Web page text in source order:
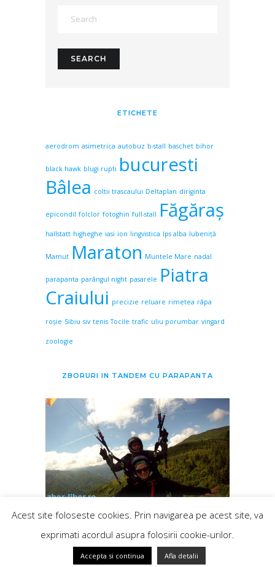
ETICHETE
aerodrom asimetrica autobuz b-stall baschet bihor
black hawk blugi rupti bucuresti
Bâlea coltii trascaului Deltaplan diriginta
epicondil folclor fotoghin full-stall Făgăraş
hallstatt higheghe iasi ion lingvistica lps alba lubeniță
Mamut Maraton Muntele Mare nadal
parapanta parângul night pasarele Piatra
Craiului precizie reluare rimetea râpa
roșie Sibiu siv tenis Tocile trafic uliu porumbar vingard
zoologie
ZBORURI IN TANDEM CU PARAPANTA
Acest site foloseste cookies. Prin navigarea pe acest site, va
exprimati acordul asupra folosirii cookie-urilor.
Accepta si continua Afla detalii